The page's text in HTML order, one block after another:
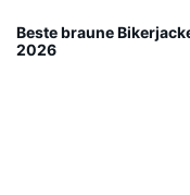
Beste braune
2026